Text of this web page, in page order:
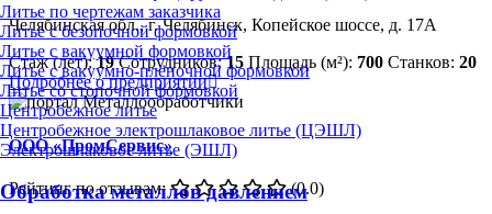
Литье по чертежам заказчика
Литье с безопочной формовкой
Литье с вакуумной формовкой
Литье с вакуумно-плёночной формовкой
Литье со стопочной формовкой
Центробежное литье
Центробежное электрошлаковое литье (ЦЭШЛ)
Электрошлаковое литье (ЭШЛ)
Обработка металлов давлением
Челябинская обл., г. Челябинск, Копейское шоссе, д. 17А
Стаж (лет):19 Сотрудников:15 Площадь (м²): 700 Станков: 20
Подробнее о предприятии
ООО «ПромСервис»
Рейтинг по отзывам:
(0.0)